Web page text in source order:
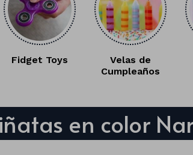
Fidget Toys
Velas de
Cumpleaños
en color